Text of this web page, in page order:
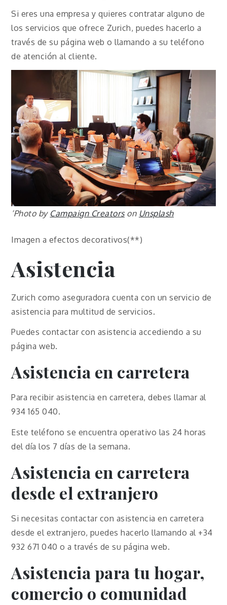
Si eres una empresa y quieres contratar alguno de
los servicios que ofrece Zurich, puedes hacerlo a
través de su página web o llamando a su teléfono
de atención al cliente.
‘Photo by Campaign Creatorson Unsplash
Imagen a efectos decorativos(**)
Asistencia
Zurich como aseguradora cuenta con un servicio de
asistencia para multitud de servicios.
Puedes contactar con asistencia accediendo a su
página web.
Asistencia en carretera
Para recibir asistencia en carretera, debes llamar al
934 165 040.
Este teléfono se encuentra operativo las 24 horas
del día los 7 días de la semana.
Asistencia en carretera
desde el extranjero
Si necesitas contactar con asistencia en carretera
desde el extranjero, puedes hacerlo llamando al +34
932 671 040 o a través de su página web.
Asistencia para tu hogar,
comercio o comunidad